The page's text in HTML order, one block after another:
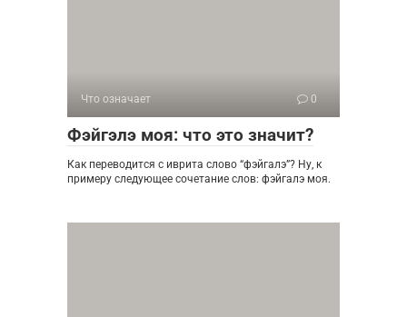
Что означает 0
Фэйгэлэ моя: что это значит?
Как переводится с иврита слово “фэйгалэ”? Ну, к
примеру следующее сочетание слов: фэйгалэ моя.